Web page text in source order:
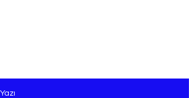
Yazı